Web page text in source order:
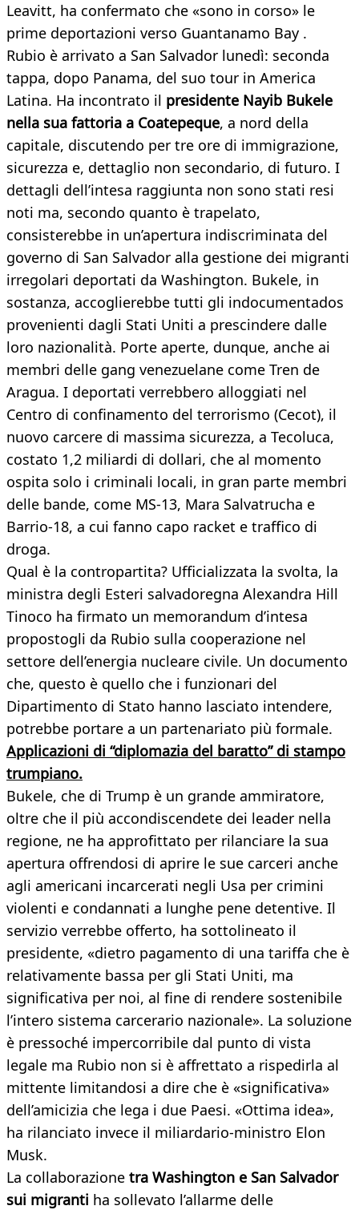
Leavitt, ha confermato che «sono in corso» le
prime deportazioni verso Guantanamo Bay .
Rubio è arrivato a San Salvador lunedì: seconda
tappa, dopo Panama, del suo tour in America
Latina. Ha incontrato il presidente Nayib Bukele
nella sua fattoria a Coatepeque, a nord della
capitale, discutendo per tre ore di immigrazione,
sicurezza e, dettaglio non secondario, di futuro. I
dettagli dell’intesa raggiunta non sono stati resi
noti ma, secondo quanto è trapelato,
consisterebbe in un’apertura indiscriminata del
governo di San Salvador alla gestione dei migranti
irregolari deportati da Washington. Bukele, in
sostanza, accoglierebbe tutti gli indocumentados
provenienti dagli Stati Uniti a prescindere dalle
loro nazionalità. Porte aperte, dunque, anche ai
membri delle gang venezuelane come Tren de
Aragua. I deportati verrebbero alloggiati nel
Centro di confinamento del terrorismo (Cecot), il
nuovo carcere di massima sicurezza, a Tecoluca,
costato 1,2 miliardi di dollari, che al momento
ospita solo i criminali locali, in gran parte membri
delle bande, come MS-13, Mara Salvatrucha e
Barrio-18, a cui fanno capo racket e traffico di
droga.
Qual è la contropartita? Ufficializzata la svolta, la
ministra degli Esteri salvadoregna Alexandra Hill
Tinoco ha firmato un memorandum d’intesa
propostogli da Rubio sulla cooperazione nel
settore dell’energia nucleare civile. Un documento
che, questo è quello che i funzionari del
Dipartimento di Stato hanno lasciato intendere,
potrebbe portare a un partenariato più formale.
Applicazioni di “diplomazia del baratto” di stampo
trumpiano.
Bukele, che di Trump è un grande ammiratore,
oltre che il più accondiscendete dei leader nella
regione, ne ha approfittato per rilanciare la sua
apertura offrendosi di aprire le sue carceri anche
agli americani incarcerati negli Usa per crimini
violenti e condannati a lunghe pene detentive. Il
servizio verrebbe offerto, ha sottolineato il
presidente, «dietro pagamento di una tariffa che è
relativamente bassa per gli Stati Uniti, ma
significativa per noi, al fine di rendere sostenibile
l’intero sistema carcerario nazionale». La soluzione
è pressoché impercorribile dal punto di vista
legale ma Rubio non si è affrettato a rispedirla al
mittente limitandosi a dire che è «significativa»
dell’amicizia che lega i due Paesi. «Ottima idea»,
ha rilanciato invece il miliardario-ministro Elon
Musk.
La collaborazione tra Washington e San Salvador
sui migranti ha sollevato l’allarme delle